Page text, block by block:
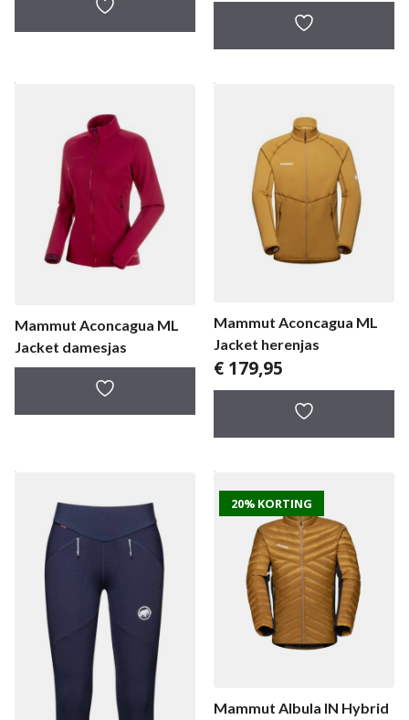
Mammut Aconcagua ML
Jacket damesjas
Mammut Aconcagua ML
Jacket herenjas
€ 179,95
20% KORTING
Mammut Albula IN Hybrid